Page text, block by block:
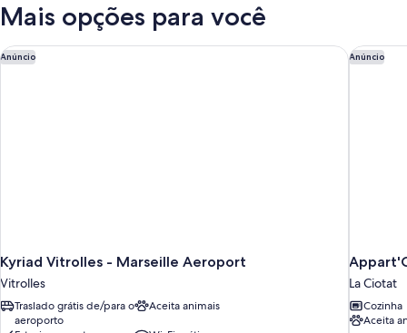
Mais opções para você
Anúncio
Kyriad Vitrolles - Marseille Aeroport
Vitrolles
Traslado grátis de/para o
aeroporto
Aceita animais
Kyriad Vitrolles - Marseille Aeroport Anúncio
La Ciotat
Cozinha
Aceita